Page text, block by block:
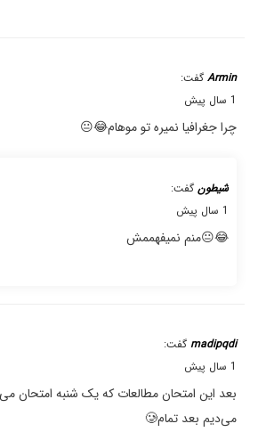
Armin گفت:
1 سال پیش
چرا جغرافیا نمیره تو موهام😂😐
شیطون گفت:
1 سال پیش
😂😐منم نمیفهممش
madipqdi گفت:
1 سال پیش
بعد این امتحان مطالعات که یک شنبه امتحان
می‌دیم بعد تمام🥲